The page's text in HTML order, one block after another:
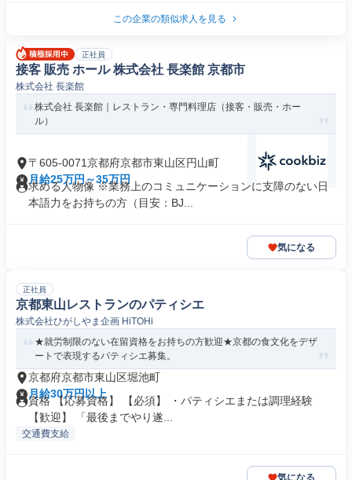
この企業の類似求人を見る
正社員
接客 販売 ホール 株式会社 長楽館 京都市
株式会社 長楽館
株式会社 長楽館｜レストラン・専門料理店（接客・販売・ホー
ル）
〒605-0071京都府京都市東山区円山町
月給25万円～35万円
求める人物像 ※業務上のコミュニケーションに支障のない日
本語力をお持ちの方（目安：BJ...
気になる
正社員
京都東山レストランのパティシエ
株式会社ひがしやま企画 HiTOHi
★就労制限のない在留資格をお持ちの方歓迎★京都の食文化をデザ
ートで表現するパティシエ募集。
京都府京都市東山区堀池町
月給30万円以上
資格 【応募資格】 【必須】 ・パティシエまたは調理経験
【歓迎】 「最後までやり遂...
交通費支給
気になる